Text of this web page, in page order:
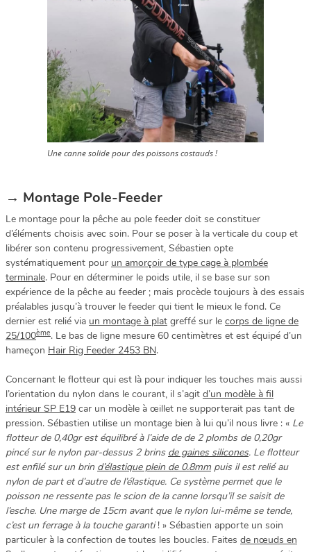
Une canne solide pour des poissons costauds !
→ Montage Pole-Feeder
Le montage pour la pêche au pole feeder doit se constituer
d’éléments choisis avec soin. Pour se poser à la verticale du coup et
libérer son contenu progressivement, Sébastien opte
systématiquement pour un amorçoir de type cage à plombée
terminale. Pour en déterminer le poids utile, il se base sur son
expérience de la pêche au feeder ; mais procède toujours à des essais
préalables jusqu’à trouver le feeder qui tient le mieux le fond. Ce
dernier est relié via un montage à plat greffé sur le corps de ligne de
25/100ème. Le bas de ligne mesure 60 centimètres et est équipé d’un
hameçon Hair Rig Feeder 2453 BN.
Concernant le flotteur qui est là pour indiquer les touches mais aussi
l’orientation du nylon dans le courant, il s’agit d’un modèle à fil
intérieur SP E19 car un modèle à œillet ne supporterait pas tant de
pression. Sébastien utilise un montage bien à lui qu’il nous livre : « Le
flotteur de 0,40gr est équilibré à l’aide de de 2 plombs de 0,20gr
pincé sur le nylon par-dessus 2 brins de gaines silicones. Le flotteur
est enfilé sur un brin d’élastique plein de 0.8mm puis il est relié au
nylon de part et d’autre de l’élastique. Ce système permet que le
poisson ne ressente pas le scion de la canne lorsqu’il se saisit de
l’esche. Une marge de 15cm avant que le nylon lui-même se tende,
c’est un ferrage à la touche garanti! » Sébastien apporte un soin
particuler à la confection de toutes les boucles. Faites de nœuds en